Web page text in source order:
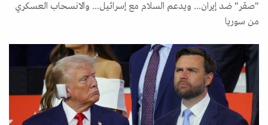
"صقر" ضد إيران... ويدعم السلام مع إسرائيل... والانسحاب العسكري
من سوريا